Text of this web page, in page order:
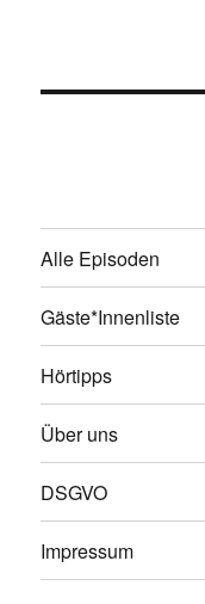
Alle Episoden
Gäste*Innenliste
Hörtipps
Über uns
DSGVO
Impressum